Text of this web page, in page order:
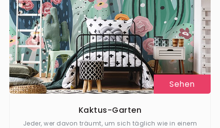
Sehen
Kaktus-Garten
Jeder, wer davon träumt, um sich täglich wie in einem